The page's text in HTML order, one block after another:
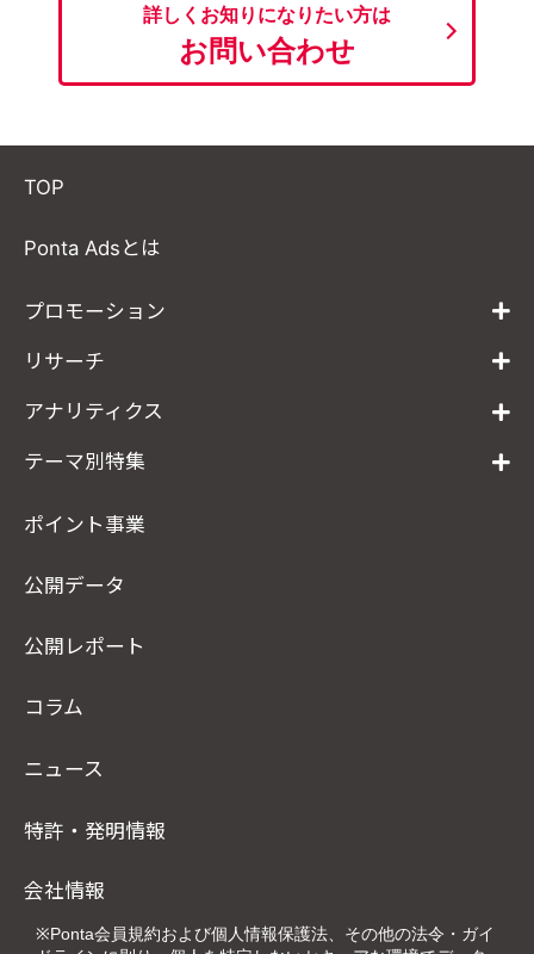
詳しくお知りになりたい方は
お問い合わせ
TOP
Ponta Adsとは
プロモーション
リサーチ
アナリティクス
テーマ別特集
ポイント事業
公開データ
公開レポート
コラム
ニュース
特許・発明情報
会社情報
※Ponta会員規約および個人情報保護法、その他の法令・ガイ